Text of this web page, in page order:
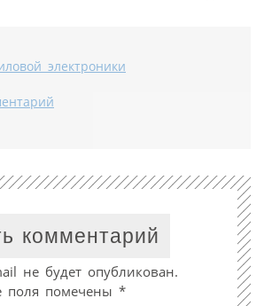
электроники
комментарий
не будет опубликован.
поля помечены *